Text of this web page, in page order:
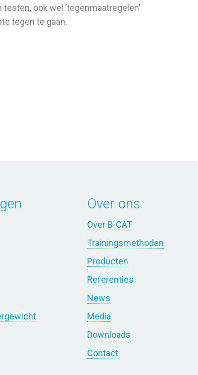
ook wel ’tegenmaatregelen’
tegen te gaan.
Over ons
Over B-CAT
Trainingsmethoden
Producten
Referenties
News
Media
Downloads
Contact